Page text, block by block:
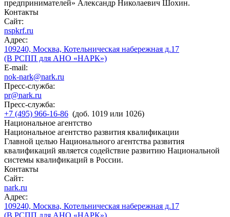
предпринимателей» Александр Николаевич Шохин.
Контакты
Сайт:
nspkrf.ru
Адрес:
109240, Москва, Котельническая набережная д.17
(В РСПП для АНО «НАРК»)
E-mail:
nok-nark@nark.ru
Пресс-служба:
pr@nark.ru
Пресс-служба:
+7 (495) 966-16-86 (доб. 1019 или 1026)
Национальное агентство
Национальное агентство развития квалификации
Главной целью Национального агентства развития
квалификаций является содействие развитию Национальной
системы квалификаций в России.
Контакты
Сайт:
nark.ru
Адрес:
109240, Москва, Котельническая набережная д.17
(В РСПП для АНО «НАРК»)